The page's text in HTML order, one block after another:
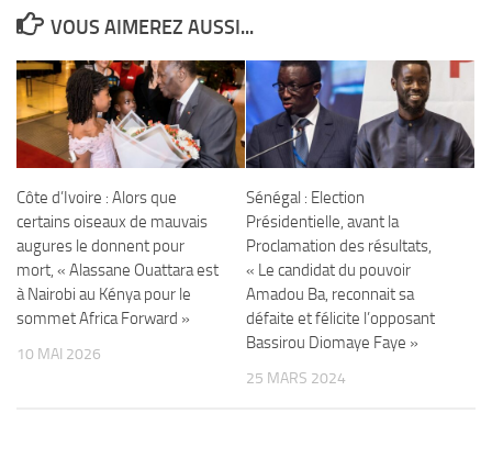
VOUS AIMEREZ AUSSI...
Côte d’Ivoire : Alors que
certains oiseaux de mauvais
augures le donnent pour
mort, « Alassane Ouattara est
à Nairobi au Kénya pour le
sommet Africa Forward »
10 MAI 2026
Sénégal : Election
Présidentielle, avant la
Proclamation des résultats,
« Le candidat du pouvoir
Amadou Ba, reconnait sa
défaite et félicite l’opposant
Bassirou Diomaye Faye »
25 MARS 2024